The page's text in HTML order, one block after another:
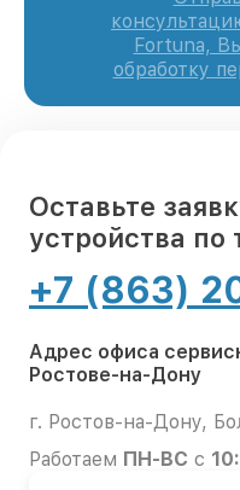
Fortuna,
обработку
Оставьте
устройства по
+7 (863)
Адрес офиса
Ростове-на-Дону
г. Ростов-на-Дону,
Работаем ПН-ВС с